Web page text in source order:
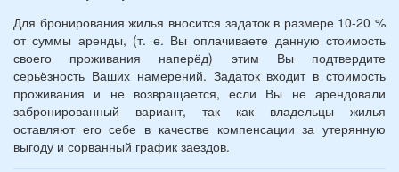
Для бронирования жилья вносится задаток в размере 10-20 %
от суммы аренды, (т. е. Вы оплачиваете данную стоимость
своего проживания наперёд) этим Вы подтвердите
серьёзность Ваших намерений. Задаток входит в стоимость
проживания и не возвращается, если Вы не арендовали
забронированный вариант, так как владельцы жилья
оставляют его себе в качестве компенсации за утерянную
выгоду и сорванный график заездов.